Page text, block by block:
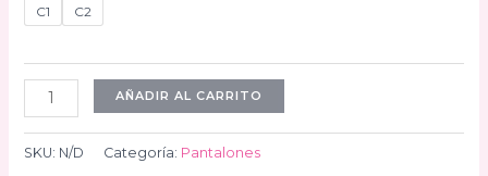
C1 C2
Pantalon
efecto
humo
cantidad
AÑADIR AL CARRITO
SKU: N/D Categoría: Pantalones